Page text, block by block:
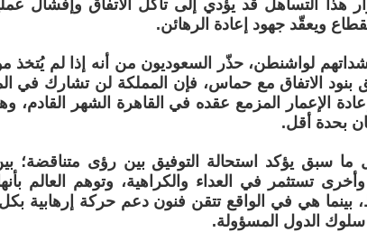
هذا التساهل قد يؤدي إلى تآكل الاتفاق وإفشال
ويعقّد جهود إعادة الرهائن.
لواشنطن، حذّر السعوديون من أنه إذا لم
بنود الاتفاق مع حماس، فإن المملكة لن تشارك في
الإعمار المزمع عقده في القاهرة الشهر القادم،
بحدة أقل.
ما سبق يؤكد استحالة التوفيق بين رؤى
وأخرى تستثمر في العداء والكراهية، وتوهم العالم
بينما هي في الواقع تتقن فنون دعم حركة إرهابية بكل
الدول المسؤولة.